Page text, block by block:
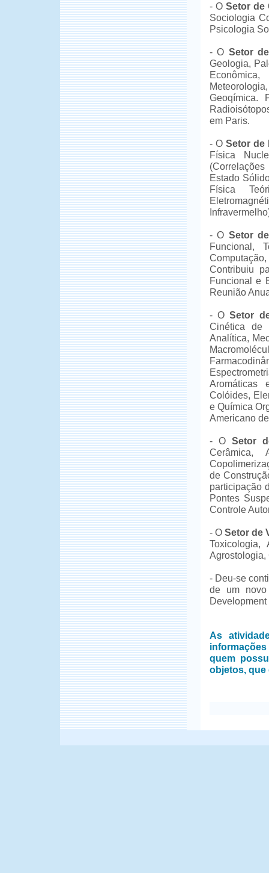
- O Setor de
Sociologia
Psicologia
- O Setor
Geologia,
Geoqímica.
em Paris.
- O Setor de
Física
Estado
Física
- O Setor
Funcional,
Contribuiu
Funcional e
Reunião
- OSetor
Cinética de
Analítica,
Aromáticas
Colóides,
e Química
Americano
- O Setor
Cerâmica,
de
participação
Pontes
Controle
- OSetor de
Toxicologia,
Agrostologia,
- Deu-se
de um
As
quem
objetos, que